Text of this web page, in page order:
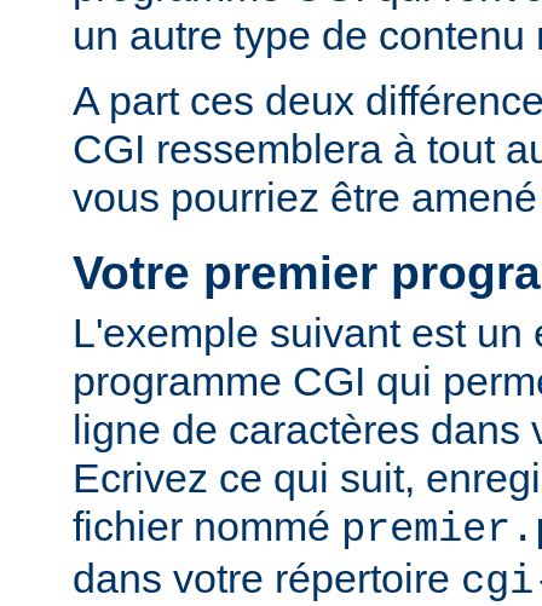
un autre type de contenu
A part ces deux
CGI ressemblera à tout
vous pourriez être
Votre premier
L'exemple suivant est un
programme CGI qui
ligne de caractères dans
Ecrivez ce qui suit,
fichier nommé
dans votre répertoire